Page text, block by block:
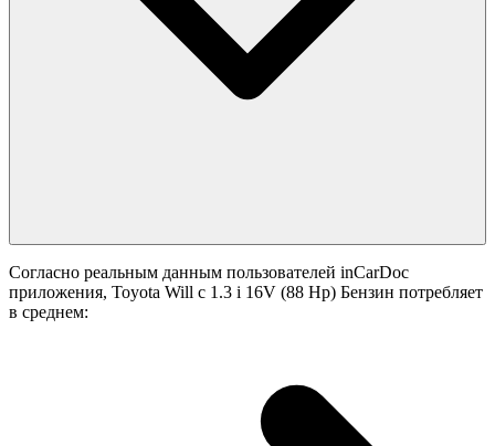
Согласно реальным данным пользователей inCarDoc
приложения, Toyota Will с 1.3 i 16V (88 Hp) Бензин потребляет
в среднем: